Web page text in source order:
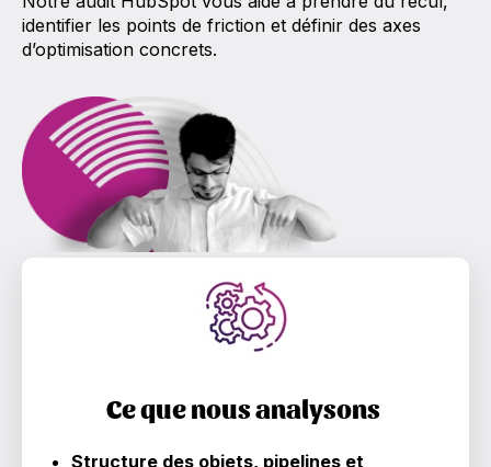
identifier les points de friction et définir des axes
d’optimisation concrets.
Ce que nous analysons
Structure des objets, pipelines et